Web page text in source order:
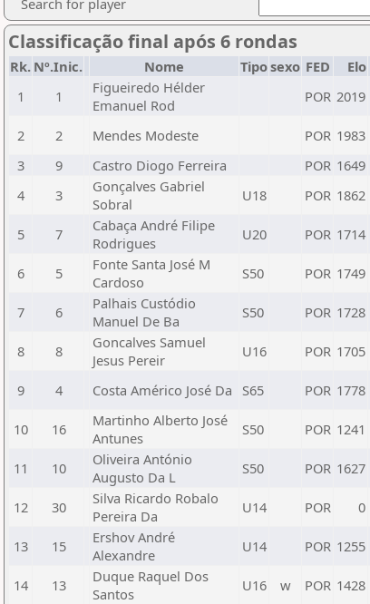
Search for player
Classificação final após 6 rondas
Rk. Nº.Inic. Nome Tiposexo FED Elo
1
1
Figueiredo Hélder
Emanuel Rod
POR 2019
2 2 Mendes Modeste POR 1983
3
9 Castro Diogo Ferreira POR 1649
4
3
Gonçalves Gabriel
Sobral
U18 POR 1862
5 7
Cabaça André Filipe
Rodrigues
U20 POR 1714
6 5
Fonte Santa José M
Cardoso
S50 POR 1749
7 6
Palhais Custódio
Manuel De Ba
S50 POR 1728
8 8
Goncalves Samuel
Jesus Pereir
U16 POR 1705
9 4 Costa Américo José Da S65 POR 1778
10 16
Martinho Alberto José
Antunes
S50 POR 1241
11 10
Oliveira António
Augusto Da L
S50 POR 1627
12 30
Silva Ricardo Robalo
Pereira Da
U14 POR 0
13 15
Ershov André
Alexandre
U14 POR 1255
14 13
Duque Raquel Dos
Santos
U16 w POR 1428